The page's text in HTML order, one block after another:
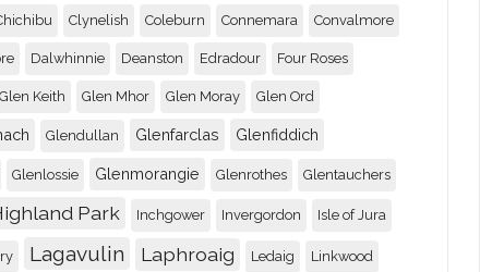
Clynelish Coleburn Connemara Convalmore
Dalwhinnie Deanston Edradour Four Roses
Glen Keith Glen Mhor Glen Moray Glen Ord
Glendullan Glenfarclas Glenfiddich
Glenlossie Glenmorangie Glenrothes Glentauchers
Park Inchgower Invergordon Isle of Jura
Lagavulin Laphroaig Ledaig Linkwood